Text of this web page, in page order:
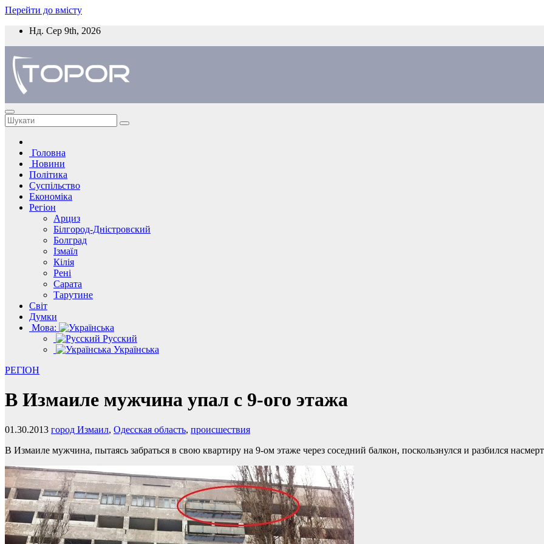
Перейти до вмісту
Нд. Сер 9th, 2026
Головна
Новини
Політика
Суспільство
Економіка
Регіон
Арциз
Білгород-Дністровский
Болград
Ізмаїл
Кілія
Рені
Сарата
Тарутине
Світ
Думки
Мова:
Русский
Українська
РЕГІОН
В Измаиле мужчина упал с 9-ого этажа
01.30.2013 город Измаил, Одесская область, происшествия
В Измаиле мужчина, пытаясь забраться в свою квартиру на 9-ом этаже через соседний балкон, поскользнулся и разбился